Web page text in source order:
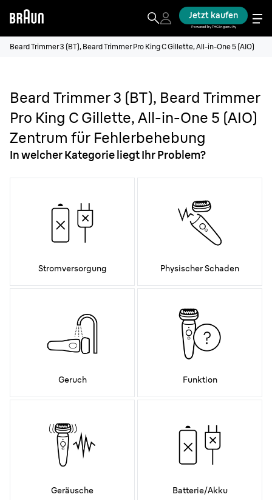
Jetzt kaufen
Powered by THG Ingenuity
Beard Trimmer 3 (BT), Beard Trimmer Pro King C Gillette, All-in-One 5 (AIO)
Beard Trimmer 3 (BT), Beard Trimmer
Pro King C Gillette, All-in-One 5 (AIO)
Zentrum für Fehlerbehebung
In welcher Kategorie liegt Ihr Problem?
Stromversorgung Physischer Schaden
Geruch Funktion
Geräusche Batterie/Akku